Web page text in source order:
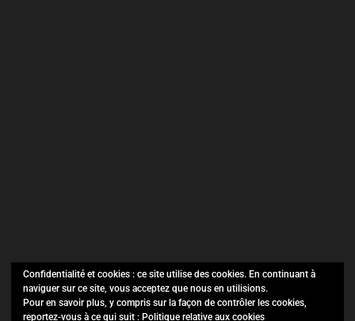
SO Evénements ©Copyright 2021.
Confidentialité et cookies : ce site utilise des cookies. En continuant à
naviguer sur ce site, vous acceptez que nous en utilisions.
Pour en savoir plus, y compris sur la façon de contrôler les cookies,
reportez-vous à ce qui suit : Politique relative aux cookies